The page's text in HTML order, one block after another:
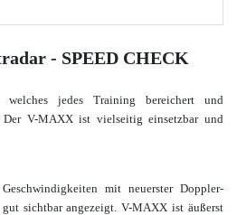
- SPEED CHECK
welches jedes Training bereichert und
Der V-MAXX ist vielseitig einsetzbar und
mit neuerster Doppler-
gut sichtbar angezeigt. V-MAXX ist äußerst